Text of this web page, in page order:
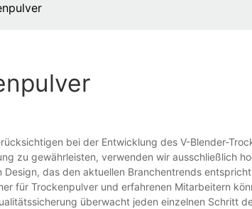
bei der Entwicklung des V-Blender-
zu gewährleisten, verwenden wir ausschließlich
das den aktuellen Branchentrends
für Trockenpulver und erfahrenen Mitarbeitern
überwacht jeden einzelnen Schritt